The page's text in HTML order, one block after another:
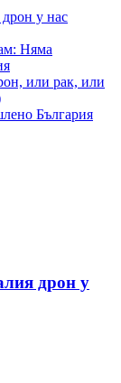
дрон у нас
Няма
или рак, или
България
дрон у